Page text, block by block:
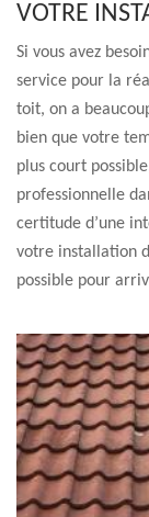
VOTRE
Si vous avez
service pour la
toit, on a
bien que votre
plus court
professionnelle
certitude d’une
votre installation
possible pour